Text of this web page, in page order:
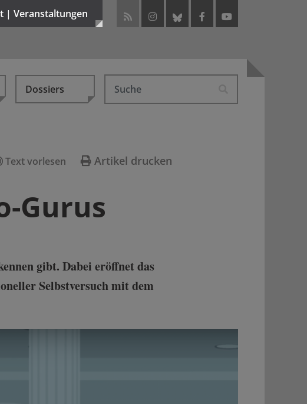
| Veranstaltungen
Dossiers
Text vorlesen Artikel drucken
Gurus
gibt. Dabei eröffnet das
Selbstversuch mit dem